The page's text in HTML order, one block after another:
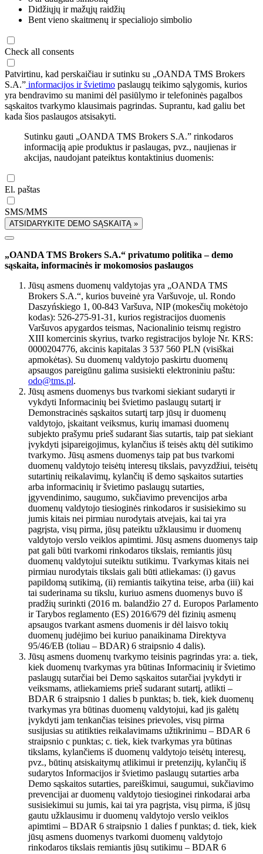
Didžiųjų ir mažųjų raidžių
Bent vieno skaitmenų ir specialiojo simbolio
Check all consents
Patvirtinu, kad perskaičiau ir sutinku su „OANDA TMS Brokers
S.A.” informacijos ir švietimo paslaugų teikimo sąlygomis, kurios
yra bendravimo su manimi dėl pasiūlymo ir telefoninės pagalbos
sąskaitos tvarkymo klausimais pagrindas. Suprantu, kad galiu bet
kada šios paslaugos atsisakyti.
Sutinku gauti „OANDA TMS Brokers S.A.” rinkodaros
informaciją apie produktus ir paslaugas, pvz., naujienas ir
akcijas, naudojant pateiktus kontaktinius duomenis:
El. paštas
SMS/MMS
ATSIDARYKITE DEMO SĄSKAITĄ »
„OANDA TMS Brokers S.A.“ privatumo politika – demo
sąskaita, informacinės ir mokomosios paslaugos
Jūsų asmens duomenų valdytojas yra „OANDA TMS
Brokers S.A.“, kurios buveinė yra Varšuvoje, ul. Rondo
Daszyńskiego 1, 00-843 Varšuva, NIP (mokesčių mokėtojo
kodas): 526-275-91-31, kurios registracijos duomenis
Varšuvos apygardos teismas, Nacionalinio teismų registro
XIII komercinis skyrius, tvarko registracijos byloje Nr. KRS:
0000204776, akcinis kapitalas 3 537 560 PLN (visiškai
apmokėtas). Su duomenų valdytojo paskirtu duomenų
apsaugos pareigūnu galima susisiekti elektroniniu paštu:
odo@tms.pl.
Jūsų asmens duomenys bus tvarkomi siekiant sudaryti ir
vykdyti Informacinių bei švietimo paslaugų sutartį ir
Demonstracinės sąskaitos sutartį tarp jūsų ir duomenų
valdytojo, įskaitant veiksmus, kurių imamasi duomenų
subjekto prašymu prieš sudarant šias sutartis, taip pat siekiant
įvykdyti įsipareigojimus, kylančius iš teisės aktų dėl sutikimo
tvarkymo. Jūsų asmens duomenys taip pat bus tvarkomi
duomenų valdytojo teisėtų interesų tikslais, pavyzdžiui, teisėtų
sutartinių reikalavimų, kylančių iš demo sąskaitos sutarties
arba informacinių ir švietimo paslaugų sutarties,
įgyvendinimo, saugumo, sukčiavimo prevencijos arba
duomenų valdytojo tiesioginės rinkodaros ir susisiekimo su
jumis kitais nei pirmiau nurodytais atvejais, kai tai yra
pagrįsta, visų pirma, jūsų pateiktu užklausimu ir duomenų
valdytojo verslo veiklos apimtimi. Jūsų asmens duomenys taip
pat gali būti tvarkomi rinkodaros tikslais, remiantis jūsų
duomenų valdytojui suteiktu sutikimu. Tvarkymas kitais nei
pirmiau nurodytais tikslais gali būti atliekamas: (i) gavus
papildomą sutikimą, (ii) remiantis taikytina teise, arba (iii) kai
tai suderinama su tikslu, kuriuo asmens duomenys buvo iš
pradžių surinkti (2016 m. balandžio 27 d. Europos Parlamento
ir Tarybos reglamento (ES) 2016/679 dėl fizinių asmenų
apsaugos tvarkant asmens duomenis ir dėl laisvo tokių
duomenų judėjimo bei kuriuo panaikinama Direktyva
95/46/EB (toliau – BDAR) 6 straipsnio 4 dalis).
Jūsų asmens duomenų tvarkymo teisinis pagrindas yra: a. tiek,
kiek duomenų tvarkymas yra būtinas Informacinių ir švietimo
paslaugų sutarčiai bei Demo sąskaitos sutarčiai įvykdyti ir
veiksmams, atliekamiems prieš sudarant sutartį, atlikti –
BDAR 6 straipsnio 1 dalies b punktas; b. tiek, kiek duomenų
tvarkymas yra būtinas duomenų valdytojui, kad jis galėtų
įvykdyti jam tenkančias teisines prievoles, visų pirma
susijusias su atitikties reikalavimams užtikrinimu – BDAR 6
straipsnio c punktas; c. tiek, kiek tvarkymas yra būtinas
tikslams, kylančiems iš duomenų valdytojo teisėtų interesų,
pvz., būtinų atsiskaitymų atlikimui ir pretenzijų, kylančių iš
sudarytos Informacijos ir švietimo paslaugų sutarties arba
Demo sąskaitos sutarties, pareiškimui, saugumui, sukčiavimo
prevencijai ar duomenų valdytojo tiesioginei rinkodarai arba
susisiekimui su jumis, kai tai yra pagrįsta, visų pirma, iš jūsų
gautu užklausimu ir duomenų valdytojo verslo veiklos
apimtimi – BDAR 6 straipsnio 1 dalies f punktas; d. tiek, kiek
jūsų asmens duomenys tvarkomi duomenų valdytojo
rinkodaros tikslais remiantis jūsų sutikimu – BDAR 6